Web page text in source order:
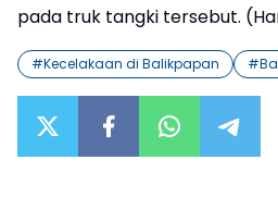
pada truk tangki tersebut.
#Kecelakaan di Balikpapan #